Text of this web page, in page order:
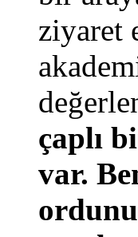
ziyaret
çaplı
var.